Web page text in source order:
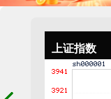
上证指数